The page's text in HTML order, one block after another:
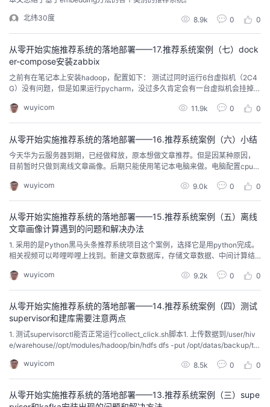
北纬30度 8.9k 0 0
从零开始实施推荐系统的落地部署——17.推荐系统案例（七）dock
er-compose安装zabbix
之前有在笔记本上安装hadoop，配置如下： 测试过同时运行6台虚拟机（2C4
G）没有问题，但是如果运行pycharm，没过多久肯定会有一台虚拟机会挂掉。
ker，为了便于管理docker，使用docker-compose，并在mas5虚拟机里使用d
ocker-compose安装zabbix。doc...
wuyicom 11.9k 0 0
从零开始实施推荐系统的落地部署——16.推荐系统案例（六）小结
今天华为云服务器到期，已经做释放，原本想做文章推荐。但是因某种原因，
目前暂时只做到离线文章画像。后期只能使用笔记本电脑来做。电脑配置cpu为
用hadoop集群。虽然这次没完成，但还是使用很多软件，例如：1. 1.sible部署
——2.docker——3. Keepalived——4. Proxy...
wuyicom 9.0k 0 0
从零开始实施推荐系统的落地部署——15.推荐系统案例（五）离线
文章画像计算遇到的问题和解决办法
1. 采用的是Python黑马头条推荐系统项目这个案例，选择它是用python完成。
相关视频可以哔哩哔哩上找到。新建文章数据库，存储文章数据、中间计算结
像。因为pyspark下把变量传递到sql语句里，使用$是不行...
wuyicom 9.2k 0 0
从零开始实施推荐系统的落地部署——14.推荐系统案例（四）测试
supervisor和建库需要注意两点
1. 测试supervisorctl能否正常运行collect_click.sh脚本1. 上传数据到/user/hiv
e/warehouse//opt/modules/hadoop/bin/hdfs dfs -put /opt/datas/backup/to
wuyicom
8.5k 0 0
从零开始实施推荐系统的落地部署——13.推荐系统案例（三）supe